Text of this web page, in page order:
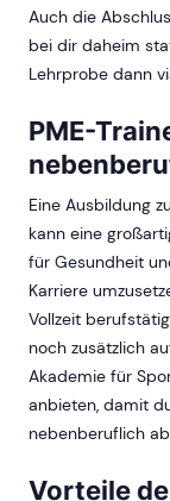
Auch die
bei dir daheim
Lehrprobe dann
PME-
Eine Ausbildung
kann eine
für Gesundheit
Karriere
Vollzeit
noch zusätzlich
Akademie für
anbieten, damit
nebenberuflich
Vorteile